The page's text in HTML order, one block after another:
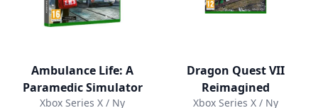
Ambulance Life: A
Paramedic Simulator
Xbox Series X / Ny
Dragon Quest VII
Reimagined
Xbox Series X / Ny